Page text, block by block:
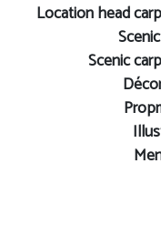
Location head
Scenic